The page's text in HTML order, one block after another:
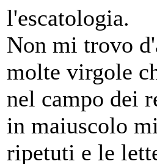
l'escatologia.
Non mi trovo
molte virgole
nel campo dei
in maiuscolo
ripetuti e le